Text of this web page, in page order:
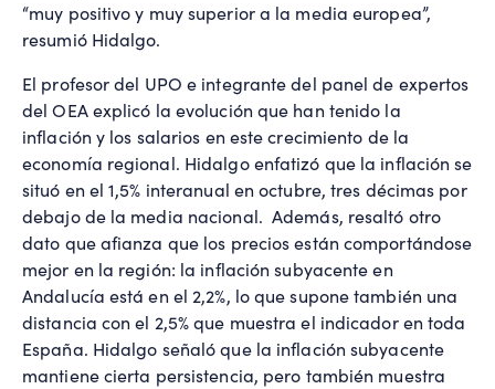
“muy positivo y muy superior a la media europea”,
resumió Hidalgo.
El profesor del UPO e integrante del panel de expertos
del OEA explicó la evolución que han tenido la
inflación y los salarios en este crecimiento de la
economía regional. Hidalgo enfatizó que la inflación se
situó en el 1,5% interanual en octubre, tres décimas por
debajo de la media nacional. Además, resaltó otro
dato que afianza que los precios están comportándose
mejor en la región: la inflación subyacente en
Andalucía está en el 2,2%, lo que supone también una
distancia con el 2,5% que muestra el indicador en toda
España. Hidalgo señaló que la inflación subyacente
mantiene cierta persistencia, pero también muestra